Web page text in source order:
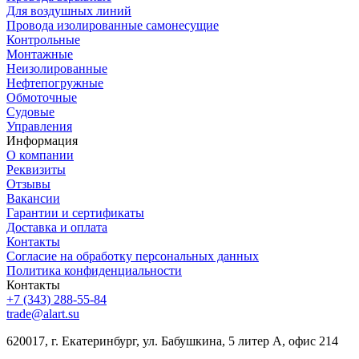
Для воздушных линий
Провода изолированные самонесущие
Контрольные
Монтажные
Неизолированные
Нефтепогружные
Обмоточные
Судовые
Управления
Информация
О компании
Реквизиты
Отзывы
Вакансии
Гарантии и сертификаты
Доставка и оплата
Контакты
Согласие на обработку персональных данных
Политика конфиденциальности
Контакты
+7 (343) 288-55-84
trade@alart.su
620017, г. Екатеринбург, ул. Бабушкина, 5 литер А, офис 214